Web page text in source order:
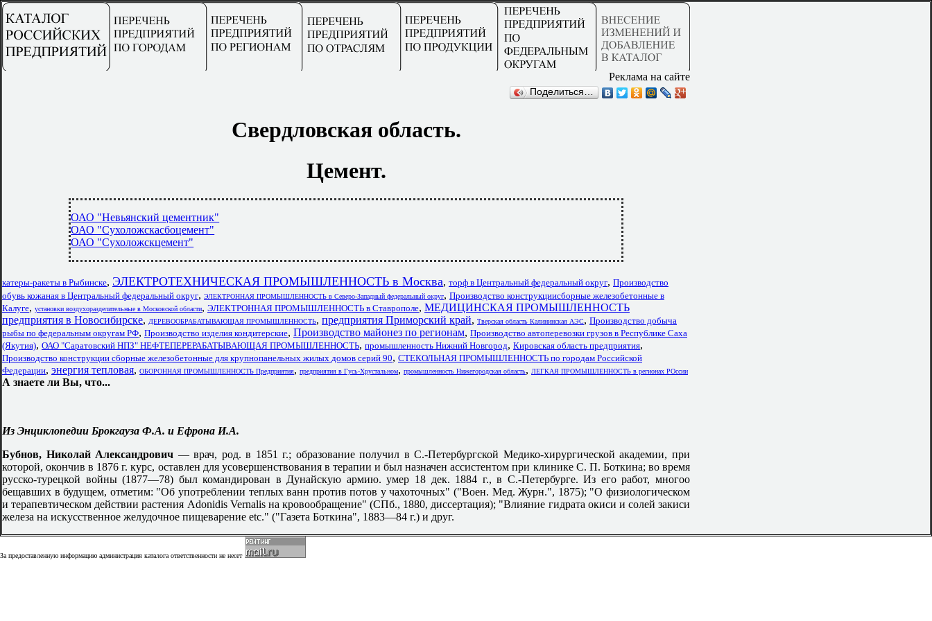
Реклама на сайте
Поделиться…
Свердловская область.
Цемент.
ОАО "Невьянский цементник"
ОАО "Сухоложскасбоцемент"
ОАО "Сухоложскцемент"
катеры-ракеты в Рыбинске, ЭЛЕКТРОТЕХНИЧЕСКАЯ ПРОМЫШЛЕННОСТЬ в Москва, торф в Центральный федеральный округ, Производство
обувь кожаная в Центральный федеральный округ, ЭЛЕКТРОННАЯ ПРОМЫШЛЕННОСТЬ в Северо-Западный федеральный округ, Производство конструкциисборные железобетонные в
Калуге, установки воздухоразделительные в Московской области, ЭЛЕКТРОННАЯ ПРОМЫШЛЕННОСТЬ в Ставрополе, МЕДИЦИНСКАЯ ПРОМЫШЛЕННОСТЬ
предприятия в Новосибирске, ДЕРЕВООБРАБАТЫВАЮЩАЯ ПРОМЫШЛЕННОСТЬ, предприятия Приморский край, Тверская область Калининская АЭС, Производство добыча
рыбы по федеральным округам РФ, Производство изделия кондитерские, Производство майонез по регионам, Производство автоперевозки грузов в Республике Саха
(Якутия), ОАО "Саратовский НПЗ" НЕФТЕПЕРЕРАБАТЫВАЮЩАЯ ПРОМЫШЛЕННОСТЬ, промышленность Нижний Новгород, Кировская область предприятия,
Производство конструкции сборные железобетонные для крупнопанельных жилых домов серий 90, СТЕКОЛЬНАЯ ПРОМЫШЛЕННОСТЬ по городам Российской
Федерации, энергия тепловая, ОБОРОННАЯ ПРОМЫШЛЕННОСТЬ Предприятия, предприятия в Гусь-Хрустальном, промышленность Нижегородская область, ЛЕГКАЯ ПРОМЫШЛЕННОСТЬ в регионах РОссии
А знаете ли Вы, что...
Из Энциклопедии Брокгауза Ф.А. и Ефрона И.А.
Бубнов, Николай Александрович — врач, род. в 1851 г.; образование получил в С.-Петербургской Медико-хирургической академии, при
которой, окончив в 1876 г. курс, оставлен для усовершенствования в терапии и был назначен ассистентом при клинике С. П. Боткина; во время
русско-турецкой войны (1877—78) был командирован в Дунайскую армию. умер 18 дек. 1884 г., в С.-Петербурге. Из его работ, многоо
бещавших в будущем, отметим: "Об употреблении теплых ванн против потов у чахоточных" ("Воен. Мед. Журн.", 1875); "О физиологическом
и терапевтическом действии растения Adonidis Vernalis на кровообращение" (СПб., 1880, диссертация); "Влияние гидрата окиси и солей закиси
железа на искусственное желудочное пищеварение etc." ("Газета Боткина", 1883—84 г.) и друг.
За предоставленную информацию администрация каталога ответственности не несет